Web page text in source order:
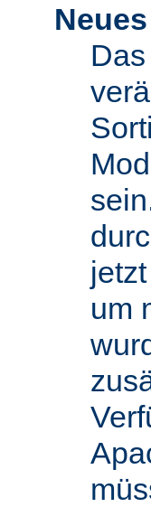
um